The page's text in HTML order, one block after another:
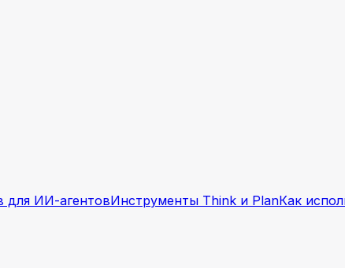
для ИИ-агентовИнструменты Think и PlanКак